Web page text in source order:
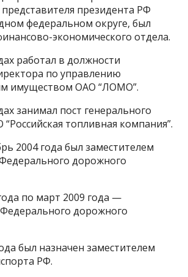
президента РФ
федеральном округе, был
экономического отдела.
работал в должности
по управлению
имуществом ОАО “ЛОМО”.
занимал пост генерального
топливная компания”.
2004 года был заместителем
дорожного
по март 2009 года —
дорожного
был назначен заместителем
РФ.